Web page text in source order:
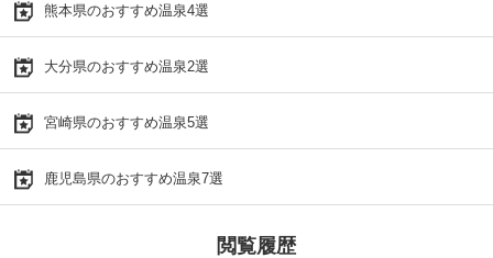
熊本県のおすすめ温泉4選
大分県のおすすめ温泉2選
宮崎県のおすすめ温泉5選
鹿児島県のおすすめ温泉7選
閲覧履歴